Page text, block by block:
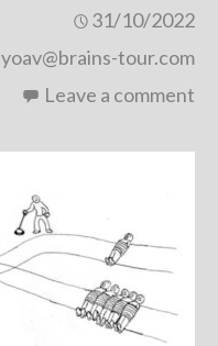
31/10/2022
yoav@brains-tour.com
Leave a comment